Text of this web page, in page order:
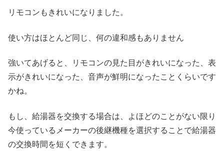
リモコンもきれいになりました。
使い方はほとんど同じ、何の違和感もありません
強いてあげると、リモコンの見た目がきれいになった、表
示がきれいになった、音声が鮮明になったことくらいです
かね。
もし、給湯器を交換する場合は、よほどのことがない限り
今使っているメーカーの後継機種を選択することで給湯器
の交換時間を短くできます。